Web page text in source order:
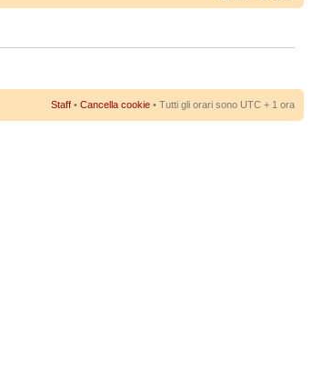
Staff • Cancella cookie • Tutti gli orari sono UTC + 1 ora